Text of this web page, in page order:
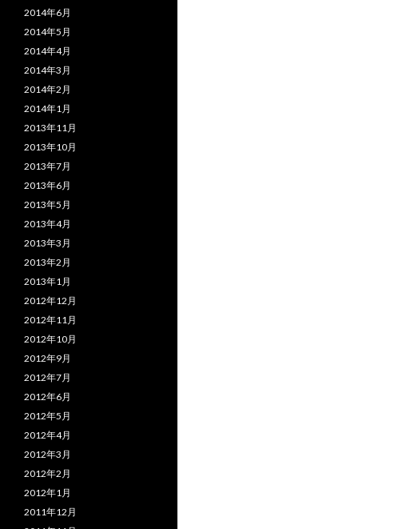
2014年6月
2014年5月
2014年4月
2014年3月
2014年2月
2014年1月
2013年11月
2013年10月
2013年7月
2013年6月
2013年5月
2013年4月
2013年3月
2013年2月
2013年1月
2012年12月
2012年11月
2012年10月
2012年9月
2012年7月
2012年6月
2012年5月
2012年4月
2012年3月
2012年2月
2012年1月
2011年12月